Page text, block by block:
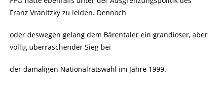
Franz Vranitzky zu leiden. Dennoch
oder deswegen gelang dem Bärentaler ein grandioser, aber
völlig überraschender Sieg bei
der damaligen Nationalratswahl im Jahre 1999.